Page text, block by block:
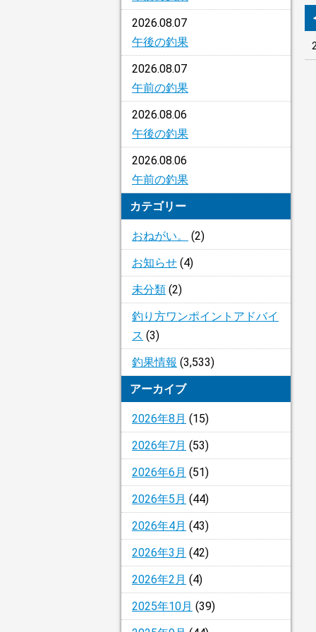
2026.08.07
午後の釣果
2026.08.07
午前の釣果
2026.08.06
午後の釣果
2026.08.06
午前の釣果
カテゴリー
おねがい。
(2)
お知らせ (4)
未分類 (2)
釣り方ワンポイントアドバイ
ス (3)
釣果情報 (3,533)
アーカイブ
2026年8月 (15)
2026年7月 (53)
2026年6月 (51)
2026年5月 (44)
2026年4月 (43)
2026年3月 (42)
2026年2月 (4)
2025年10月 (39)